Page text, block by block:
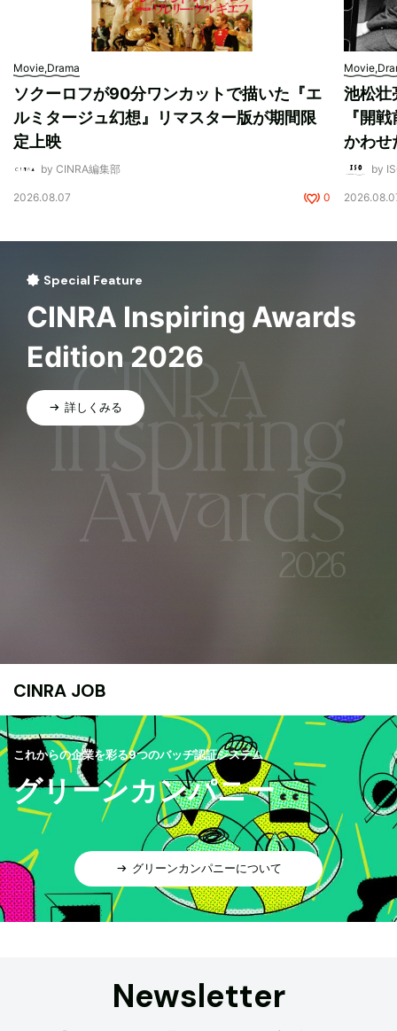
Movie,Drama
ソクーロフが90分ワンカットで描いた『エ
ルミタージュ幻想』リマスター版が期間限
定上映
by CINRA編集部
2026.08.07 0
池松壮
『開
かわせ
by
Special Feature
CINRA Inspiring Awards
Edition 2026
詳しくみる
CINRA JOB
これからの企業を彩る9つのバッヂ認証システム
グリーンカンパニー
グリーンカンパニーについて
Newsletter